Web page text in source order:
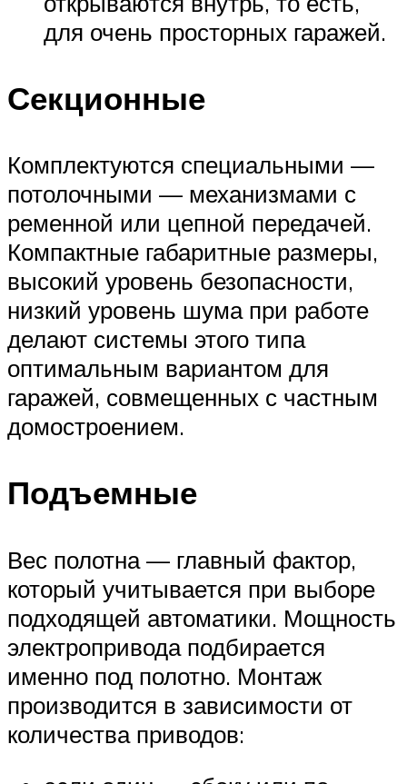
для очень просторных гаражей.
Секционные
Комплектуются специальными —
потолочными — механизмами с
ременной или цепной передачей.
Компактные габаритные размеры,
высокий уровень безопасности,
низкий уровень шума при работе
делают системы этого типа
оптимальным вариантом для
гаражей, совмещенных с частным
домостроением.
Подъемные
Вес полотна — главный фактор,
который учитывается при выборе
подходящей автоматики. Мощность
электропривода подбирается
именно под полотно. Монтаж
производится в зависимости от
количества приводов: